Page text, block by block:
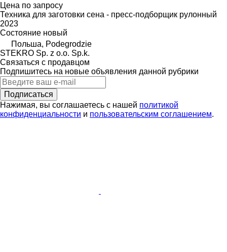
Цена по запросу
Техника для заготовки сена - пресс-подборщик рулонный
2023
Состояние новый
Польша, Podegrodzie
STEKRO Sp. z o.o. Sp.k.
Связаться с продавцом
Подпишитесь на новые объявления данной рубрики
Подписаться
Нажимая, вы соглашаетесь с нашей политикой
конфиденциальности и пользовательским соглашением.